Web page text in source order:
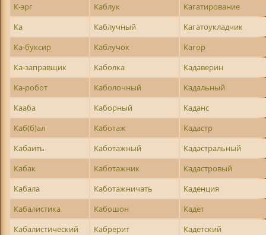
К-эрг
Каблук
Кагатирование
Ка
Каблучный
Кагатоукладчик
Ка-буксир
Каблучок
Кагор
Ка-заправщик
Каболка
Кадаверин
Ка-робот
Каболочный
Кадальный
Кааба
Каборный
Каданс
Каб(б)ал
Каботаж
Кадастр
Кабаить
Каботажный
Кадастральный
Кабак
Каботажник
Кадастровый
Кабала
Каботажничать
Каденция
Кабалистика
Кабошон
Кадет
Кабалистический
Кабрерит
Кадетский